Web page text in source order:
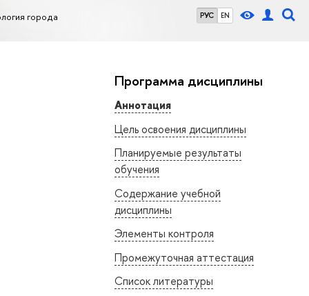
РУС EN
города
Программа дисциплины
Аннотация
Цель освоения дисциплины
Планируемые результаты
обучения
Содержание учебной
дисциплины
Элементы контроля
Промежуточная аттестация
Список литературы